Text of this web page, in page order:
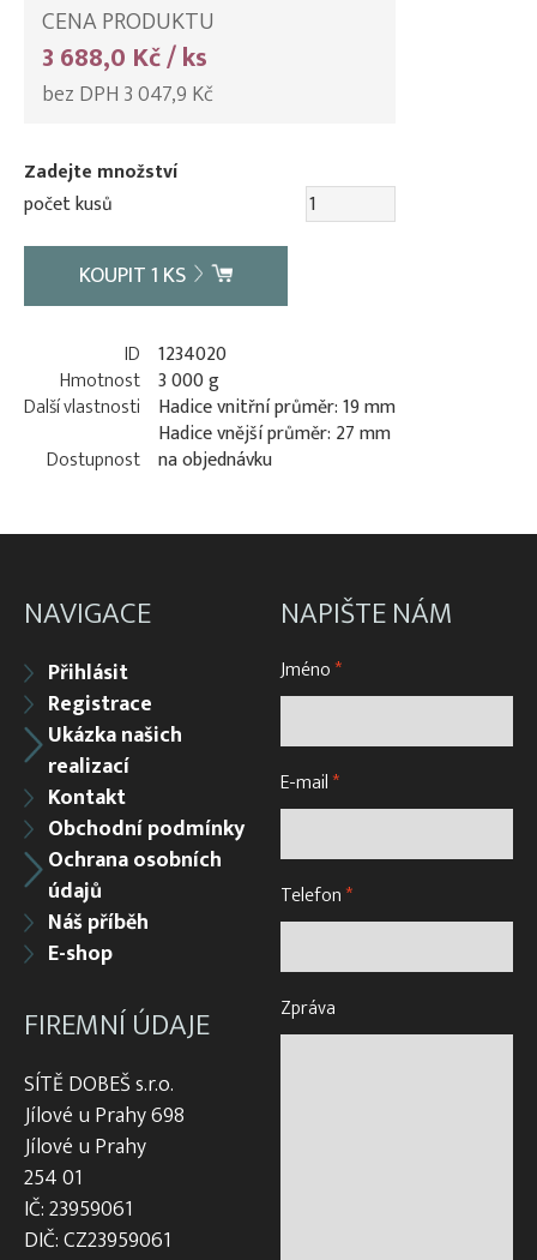
CENA PRODUKTU
3 688,0 Kč / ks
bez DPH 3 047,9 Kč
Zadejte množství
počet kusů
KOUPIT1 KS
ID 1234020
Hmotnost 3 000 g
Další vlastnosti
Hadice vnitřní průměr: 19 mm
Hadice vnější průměr: 27 mm
Dostupnost na objednávku
NAVIGACE
Přihlásit
Registrace
Ukázka našich
realizací
Kontakt
Obchodní podmínky
Ochrana osobních
údajů
Náš příběh
E-shop
FIREMNÍ ÚDAJE
SÍTĚ DOBEŠ s.r.o.
Jílové u Prahy 698
Jílové u Prahy
254 01
IČ: 23959061
DIČ: CZ23959061
NAPIŠTE NÁM
Jméno*
E-mail*
Telefon*
Zpráva